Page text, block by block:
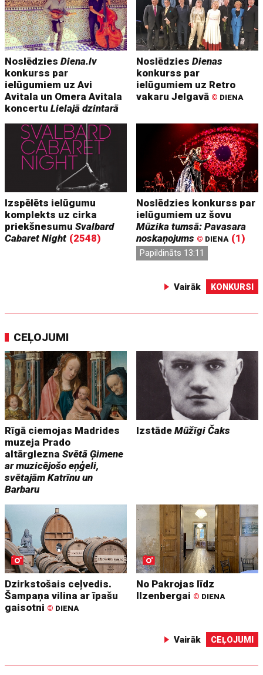
NoslēdziesDiena.lv
konkurss par
ielūgumiem uz Avi
Avitala un Omera Avitala
koncertuLielajā dzintarā
NoslēdziesDienas
konkurss par
ielūgumiem uz Retro
vakaru Jelgavā © DIENA
Izspēlēts ielūgumu
komplekts uz cirka
priekšnesumuSvalbard
Cabaret Night (2548)
Noslēdzies konkurss par
ielūgumiem uz šovu
Mūzika tumsā: Pavasara
noskaņojums © DIENA (1)
Papildināts 13:11
Vairāk KONKURSI
CEĻOJUMI
Rīgā ciemojas Madrides
muzeja Prado
altārgleznaSvētā Ģimene
ar muzicējošo eņģeli,
svētajām Katrīnu un
Barbaru
IzstādeMūžīgi Čaks
Dzirkstošais ceļvedis.
Šampaņa vilina ar īpašu
gaisotni © DIENA
No Pakrojas līdz
Ilzenbergai © DIENA
Vairāk CEĻOJUMI